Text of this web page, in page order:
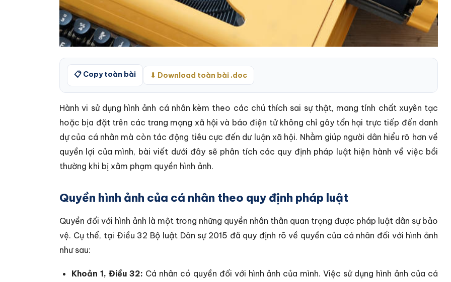
📋 Copy toàn bài ⬇ Download toàn bài .doc
Hành vi sử dụng hình ảnh cá nhân kèm theo các chú thích sai sự thật, mang tính chất xuyên tạc
hoặc bịa đặt trên các trang mạng xã hội và báo điện tử không chỉ gây tổn hại trực tiếp đến danh
dự của cá nhân mà còn tác động tiêu cực đến dư luận xã hội. Nhằm giúp người dân hiểu rõ hơn về
quyền lợi của mình, bài viết dưới đây sẽ phân tích các quy định pháp luật hiện hành về việc bồi
thường khi bị xâm phạm quyền hình ảnh.
Quyền hình ảnh của cá nhân theo quy định pháp luật
Quyền đối với hình ảnh là một trong những quyền nhân thân quan trọng được pháp luật dân sự bảo
vệ. Cụ thể, tại Điều 32 Bộ luật Dân sự 2015 đã quy định rõ về quyền của cá nhân đối với hình ảnh
như sau:
Khoản 1, Điều 32: Cá nhân có quyền đối với hình ảnh của mình. Việc sử dụng hình ảnh của cá